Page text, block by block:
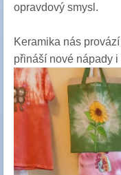
opravdový smysl.
Keramika nás
přináší nové nápady i